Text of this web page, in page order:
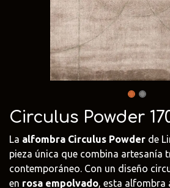
Circulus Powder
La alfombra Circulus Powder de
pieza única que combina artesanía
contemporáneo. Con un diseño
en rosa empolvado, esta alfombra
@franke.uy
Fima Carlo
Frattini
@fima.uruguay
Rossi